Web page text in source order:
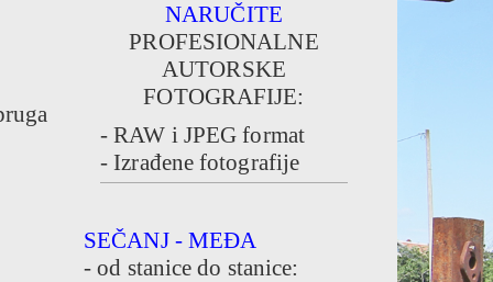
NARUČITE
PROFESIONALNE
AUTORSKE
FOTOGRAFIJE:
- RAW i JPEG format
- Izrađene fotografije
SEČANJ - MEĐA
- od stanice do stanice: